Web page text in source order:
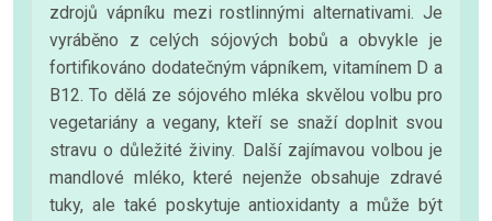
zdrojů vápníku mezi rostlinnými alternativami. Je
vyráběno z celých sójových bobů a obvykle je
fortifikováno dodatečným vápníkem, vitamínem D a
B12. To dělá ze sójového mléka skvělou volbu pro
vegetariány a vegany, kteří se snaží doplnit svou
stravu o důležité živiny. Další zajímavou volbou je
mandlové mléko, které nejenže obsahuje zdravé
tuky, ale také poskytuje antioxidanty a může být